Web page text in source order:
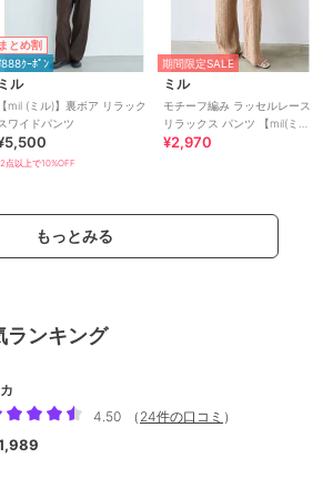
まとめ割
ｸｰﾎﾟﾝ
ミル
【mil (ミル)】裏ボア リラック
スワイドパンツ
2点以上で10%OFF
期間限定SALE
ミル
モチーフ編み ラッセルレース
リラックス パンツ 【mil(ミ
ル)】
¥2,970
もっとみる
ランキング
4.50
（ 24件の口コミ ）